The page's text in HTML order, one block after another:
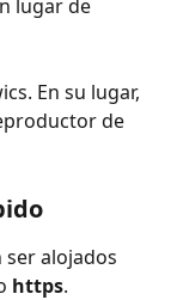
lugar de
En su lugar,
de
ser alojados
https.